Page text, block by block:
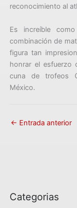
reconocimiento al
Es increíble
combinación de
figura tan
honrar el esfuerzo
cuna de trofeos
México.
← Entrada anterior
Categorias
C